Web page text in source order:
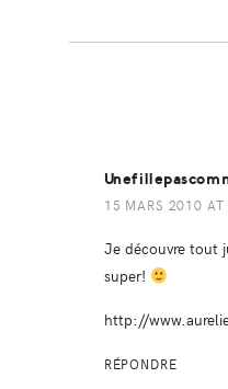
15 MARS 2010
Je découvre tout
super!
http://
RÉPONDRE